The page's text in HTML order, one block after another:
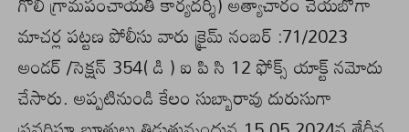
మాచర్ల పట్టణ పోలీసు వారు క్రైమ్ నంబర్ :71/2023
అండర్ /సెక్షన్ 354( డి ) ఐ పి సి 12 ఫోక్స్ యాక్ట్ నమోదు
చేసారు. అప్పటినుండి కేలం సుబ్బారావు దురుసుగా